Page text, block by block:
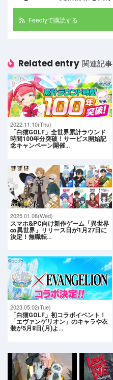
Feedlyで購読する
Related entry 関連記事
2022.11.10(Thu)
「白猫GOLF」全世界累計ラウンド
時間100年分突破！サービス開始記
念キャンペーン開催…
2025.01.08(Wed)
スマホ&PC向け新作ゲーム「異世界
∞異世界」リリース日が1月27日に
決定！無職転…
2023.05.02(Tue)
「白猫GOLF」初コラボイベント！
「エヴァンゲリオン」のキャラや衣
装が5月8日(月)よ…